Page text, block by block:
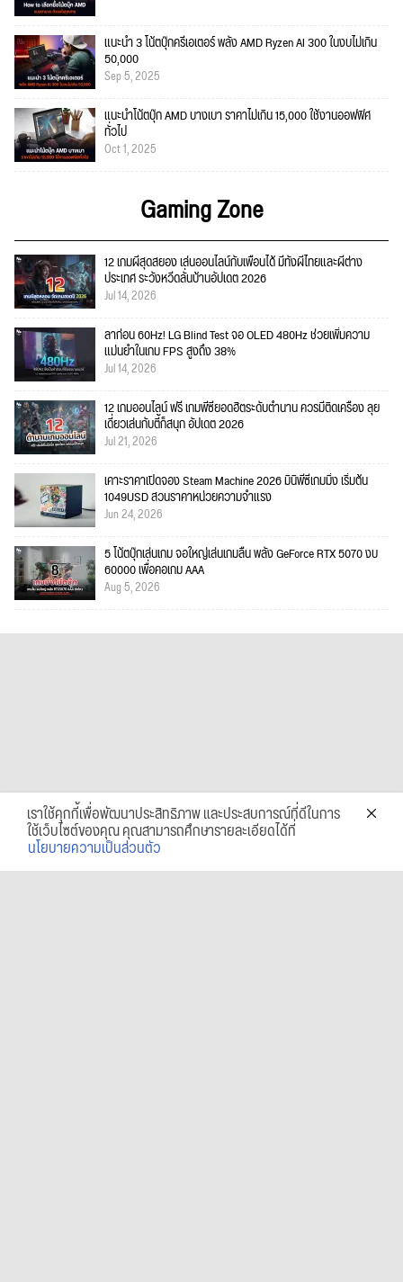
แนะนำ 3 โน้ตบุ๊กครีเอเตอร์ พลัง AMD Ryzen AI 300 ในงบไม่เกิน
50,000
Sep 5, 2025
แนะนำโน้ตบุ๊ก AMD บางเบา ราคาไม่เกิน 15,000 ใช้งานออฟฟิศ
ทั่วไป
Oct 1, 2025
Gaming Zone
12 เกมผีสุดสยอง เล่นออนไลน์กับเพื่อนได้ มีทั้งผีไทยและผีต่าง
ประเทศ ระวังหวีดลั่นบ้านอัปเดต 2026
Jul 14, 2026
ลาก่อน 60Hz! LG Blind Test จอ OLED 480Hz ช่วยเพิ่มความ
แม่นยำในเกม FPS สูงถึง 38%
Jul 14, 2026
12 เกมออนไลน์ ฟรี เกมพีซียอดฮิตระดับตำนาน ควรมีติดเครื่อง ลุย
เดี่ยวเล่นกับตี้ก็สนุก อัปเดต 2026
Jul 21, 2026
เคาะราคาเปิดจอง Steam Machine 2026 มินิพีซีเกมมิ่ง เริ่มต้น
1049USD สวนราคาหน่วยความจำแรง
Jun 24, 2026
5 โน้ตบุ๊กเล่นเกม จอใหญ่เล่นเกมลื่น พลัง GeForce RTX 5070 งบ
60000 เพื่อคอเกม AAA
Aug 5, 2026
เราใช้คุกกี้เพื่อพัฒนาประสิทธิภาพ และประสบการณ์ที่ดีในการ
ใช้เว็บไซต์ของคุณ คุณสามารถศึกษารายละเอียดได้ที่
นโยบายความเป็นส่วนตัว